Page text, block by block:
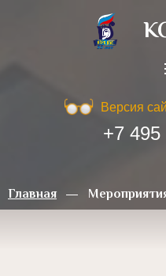
Версия
+7 495
Главная